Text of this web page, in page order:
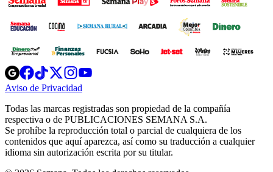
Opens
in
new
Opens
in
new
Opens
in
new
window
Opens
new
windowwindow
Aviso de Privacidad
new
window
Todas las marcas registradas son propiedad de la compañía
respectiva o de PUBLICACIONES SEMANA S.A.
Se prohíbe la reproducción total o parcial de cualquiera de los
contenidos que aquí aparezca, así como su traducción a cualquier
idioma sin autorización escrita por su titular.